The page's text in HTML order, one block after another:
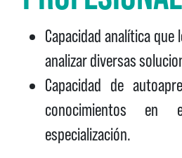
Capacidad analítica
analizar diversas
Capacidad de
conocimientos
especialización.